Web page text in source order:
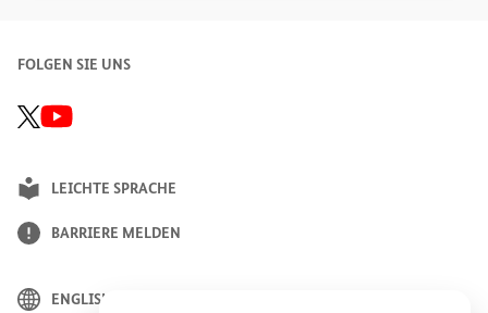
FOLGEN SIE UNS
GIZ X/Twitter-Seite, Link öffnet sich in einem neuen Fenster
BMZ Youtube-Kanal, Link öffnet sich in einem neuen Fenster
LEICHTE SPRACHE
BARRIERE MELDEN
ENGLISH